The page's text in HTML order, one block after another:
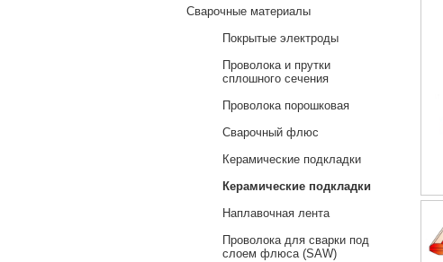
Сварочные материалы
Покрытые электроды
Проволока и прутки
сплошного сечения
Проволока порошковая
Сварочный флюс
Керамические подкладки
Керамические подкладки
Наплавочная лента
Проволока для сварки под
слоем флюса (SAW)